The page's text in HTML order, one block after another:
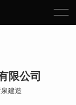
限公司
建造